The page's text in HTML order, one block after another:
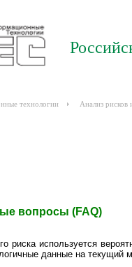
технологии Анализ рисков
вопросы (FAQ)
риска используется
данные на текущий